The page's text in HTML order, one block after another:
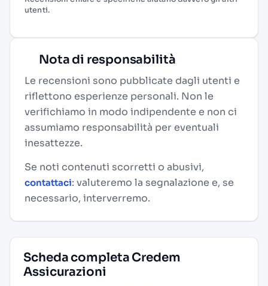
utenti.
Nota di responsabilità
Le recensioni sono pubblicate dagli utenti e
riflettono esperienze personali. Non le
verifichiamo in modo indipendente e non ci
assumiamo responsabilità per eventuali
inesattezze.
Se noti contenuti scorretti o abusivi,
contattaci: valuteremo la segnalazione e, se
necessario, interverremo.
Scheda completa Credem
Assicurazioni